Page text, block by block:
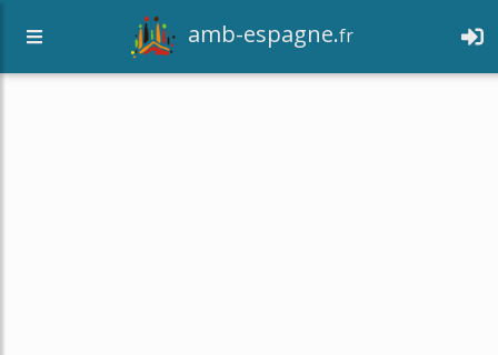
amb-espagne.fr